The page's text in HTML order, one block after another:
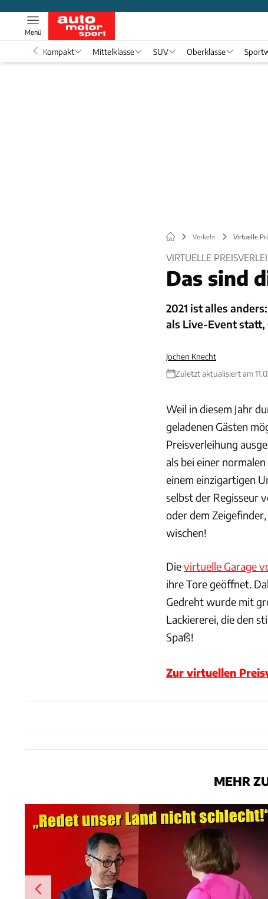
Menü
Kompakt Mittelklasse SUV Oberklasse
Verkehr Virtuelle
VIRTUELLE
Das sind
2021 ist alles
als Live-Event
Jochen Knecht
Zuletzt aktualisiert am
Weil in diesem Jahr
geladenen Gästen
Preisverleihung
als bei einer
einem einzigartigen
selbst der Regisseur
oder dem
wischen!
Dievirtuelle Garage
ihre Tore geöffnet.
Gedreht wurde mit
Lackiererei, die den
Spaß!
Zur virtuellen
MEHR